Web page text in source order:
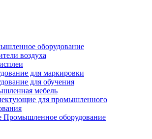
оборудование
воздуха
для маркировки
для обучения
мебель
для промышленного
Промышленное оборудование